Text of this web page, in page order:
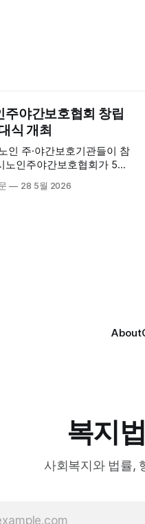
주야간보호협회 창립
식 개최
인 주·야간보호기관들이 참
노인주야간보호협회가 5월
회 및 발대식을 개최하고 공
28 5월 2026
About
복지
사회복지와 법률,